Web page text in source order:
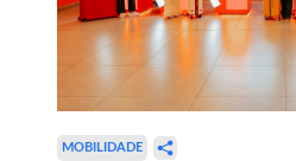
MOBILIDADE